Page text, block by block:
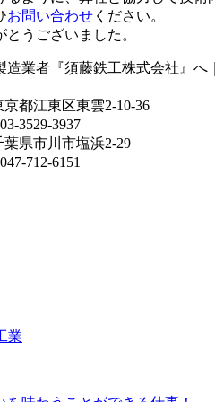
お問い合わせ ください。
うございました。
造業者『須藤鉄工株式会社』へ
都江東区東雲2-10-36
3529-3937
県市川市塩浜2-29
712-6151
業